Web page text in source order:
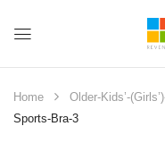
Home Older-Kids’-
Sports-Bra-3